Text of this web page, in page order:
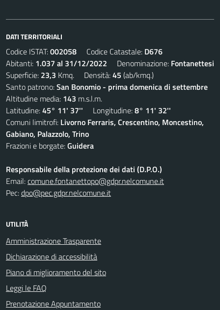
DATI TERRITORIALI
Codice ISTAT:002058 Codice Catastale: D676
Abitanti: 1.037 al 31/12/2022 Denominazione: Fontanettesi
Superficie: 23,3 Kmq. Densità:45 (ab/kmq.)
Santo patrono:San Bonomio - prima domenica di settembre
Altitudine media: 143 m.s.l.m.
Latitudine:45° 11' 37'' Longitudine:8° 11' 32''
Comuni limitrofi: Livorno Ferraris, Crescentino, Moncestino,
Gabiano, Palazzolo, Trino
Frazioni e borgate:Guidera
Responsabile della protezione dei dati (D.P.O.)
Email:comune.fontanettopo@gdpr.nelcomune.it
Pec:dpo@pec.gdpr.nelcomune.it
UTILITÀ
Amministrazione Trasparente
Dichiarazione di accessibilità
Piano di miglioramento del sito
Leggi le FAQ
Prenotazione Appuntamento